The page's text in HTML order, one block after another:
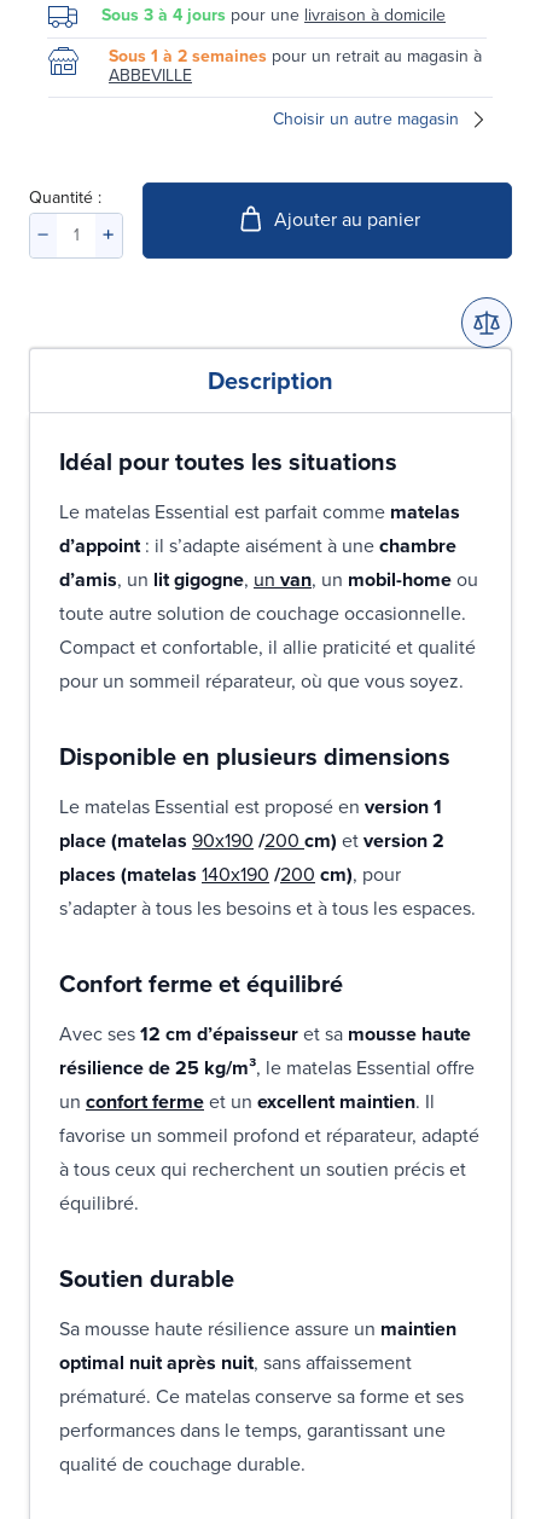
Sous 3 à 4 jours pour une livraison à domicile
Sous 1 à 2 semaines pour un retrait au magasin à
ABBEVILLE
Choisir un autre magasin
Quantité :
Ajouter au panier
Description
Idéal pour toutes les situations
Le matelas Essential est parfait comme matelas
d’appoint: il s’adapte aisément à unechambre
d’amis, un lit gigogne, un van, un mobil-homeou
toute autre solution de couchage occasionnelle.
Compact et confortable, il allie praticité et qualité
pour un sommeil réparateur, où que vous soyez.
Disponible en plusieurs dimensions
Le matelas Essential est proposé en version 1
place (matelas 90x190 /200 cm) etversion 2
places (matelas 140x190 /200 cm), pour
s’adapter à tous les besoins et à tous les espaces.
Confort ferme et équilibré
Avec ses12 cm d’épaisseuret sa mousse haute
résilience de 25 kg/m³, le matelas Essential offre
un confort fermeet un excellent maintien. Il
favorise un sommeil profond et réparateur, adapté
à tous ceux qui recherchent un soutien précis et
équilibré.
Soutien durable
Sa mousse haute résilience assure un maintien
optimal nuit après nuit, sans affaissement
prématuré. Ce matelas conserve sa forme et ses
performances dans le temps, garantissant une
qualité de couchage durable.